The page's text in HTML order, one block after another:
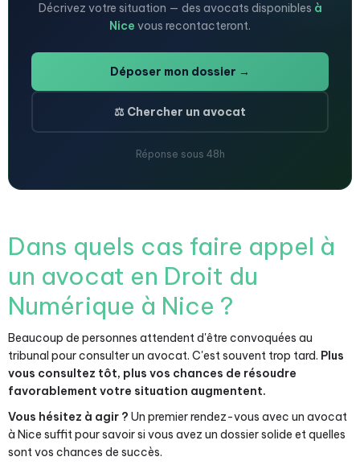
Décrivez votre situation — des avocats disponibles à
Nice vous recontacteront.
Déposer mon dossier →
⚖️ Chercher un avocat
Réponse sous 48h
Dans quels cas faire appel à
un avocat en Droit du
Numérique à Nice ?
Beaucoup de personnes attendent d'être convoquées au
tribunal pour consulter un avocat. C'est souvent trop tard. Plus
vous consultez tôt, plus vos chances de résoudre
favorablement votre situation augmentent.
Vous hésitez à agir ? Un premier rendez-vous avec un avocat
à Nice suffit pour savoir si vous avez un dossier solide et quelles
sont vos chances de succès.